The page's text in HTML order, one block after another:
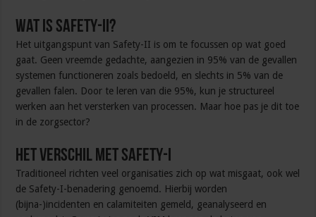
Wat is Safety-II?
Het uitgangspunt van Safety-II is om te focussen op wat goed
gaat. Geen vreemde gedachte, aangezien in 95% van de gevallen
systemen functioneren zoals bedoeld, en slechts in 5% van de
gevallen falen. Door te leren van die 95%, kun je structureel
werken aan het versterken van processen. Maar hoe pas je dit toe
in de zorgsector?
Het verschil met Safety-I
Traditioneel richten veel organisaties zich op wat misgaat, ook wel
de Safety-I-benadering genoemd. Hierbij worden
(bijna-)incidenten en calamiteiten gemeld, geanalyseerd en